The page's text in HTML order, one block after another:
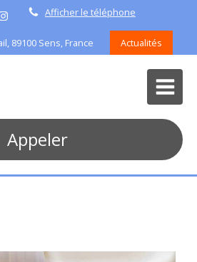
Afficher le téléphone
89100 Sens, France Actualités
Appeler